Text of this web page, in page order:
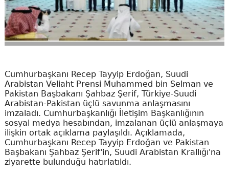
Cumhurbaşkanı Recep Tayyip Erdoğan, Suudi
Arabistan Veliaht Prensi Muhammed bin Selman ve
Pakistan Başbakanı Şahbaz Şerif, Türkiye-Suudi
Arabistan-Pakistan üçlü savunma anlaşmasını
imzaladı. Cumhurbaşkanlığı İletişim Başkanlığının
sosyal medya hesabından, imzalanan üçlü anlaşmaya
ilişkin ortak açıklama paylaşıldı. Açıklamada,
Cumhurbaşkanı Recep Tayyip Erdoğan ve Pakistan
Başbakanı Şahbaz Şerif'in, Suudi Arabistan Krallığı'na
ziyarette bulunduğu hatırlatıldı.